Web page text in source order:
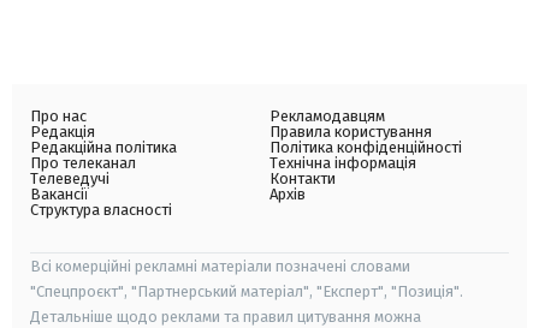
Про нас
Редакція
Редакційна політика
Про телеканал
Телеведучі
Вакансії
Структура власності
Рекламодавцям
Правила користування
Політика конфіденційності
Технічна інформація
Контакти
Архів
Всі комерційні рекламні матеріали позначені словами
"Спецпроєкт", "Партнерський матеріал", "Експерт", "Позиція".
Детальніше щодо реклами та правил цитування можна